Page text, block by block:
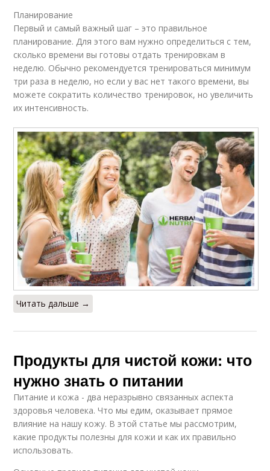
Планирование
Первый и самый важный шаг – это правильное
планирование. Для этого вам нужно определиться с тем,
сколько времени вы готовы отдать тренировкам в
неделю. Обычно рекомендуется тренироваться минимум
три раза в неделю, но если у вас нет такого времени, вы
можете сократить количество тренировок, но увеличить
их интенсивность.
Читать дальше →
Продукты для чистой кожи: что
нужно знать о питании
Питание и кожа - два неразрывно связанных аспекта
здоровья человека. Что мы едим, оказывает прямое
влияние на нашу кожу. В этой статье мы рассмотрим,
какие продукты полезны для кожи и как их правильно
использовать.